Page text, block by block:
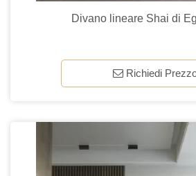
Divano lineare Shai di
Richiedi